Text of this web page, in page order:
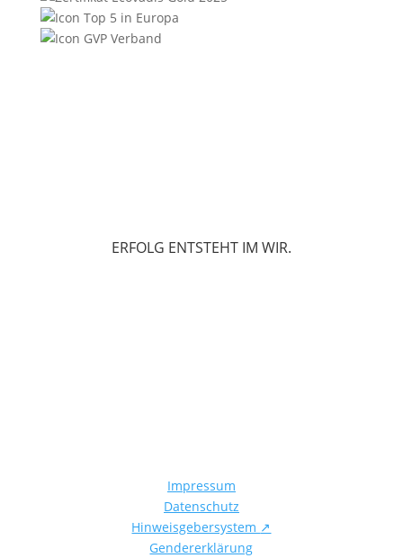
ERFOLG ENTSTEHT IM WIR.
Impressum
Datenschutz
Hinweisgebersystem ↗
Gendererklärung